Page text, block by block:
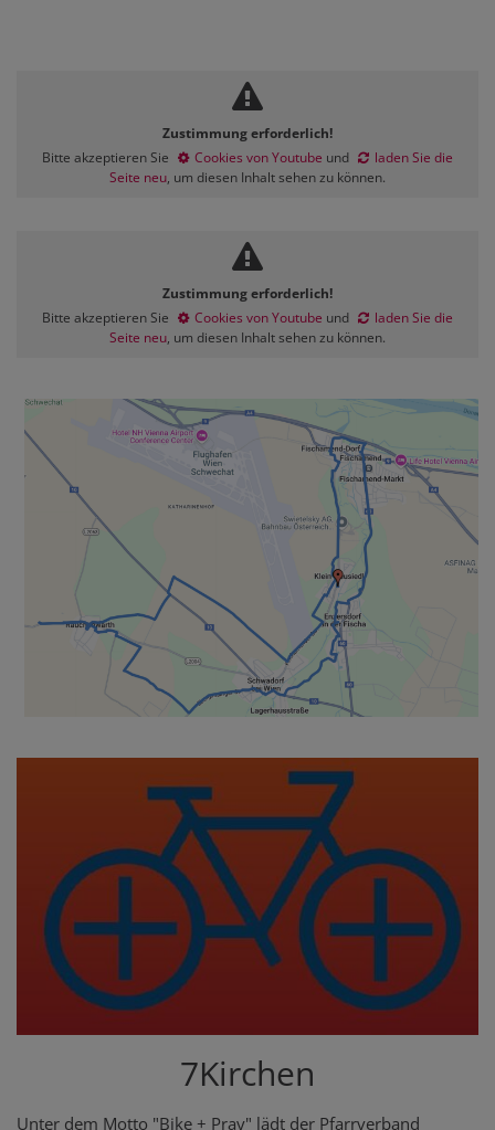
Zustimmung erforderlich!
Bitte akzeptieren Sie
Cookies von Youtube und
laden Sie die
Seite neu, um diesen Inhalt sehen zu können.
Zustimmung erforderlich!
Bitte akzeptieren Sie
Cookies von Youtube und
laden Sie die
Seite neu, um diesen Inhalt sehen zu können.
7Kirchen
Unter dem Motto "Bike + Pray" lädt der Pfarrverband